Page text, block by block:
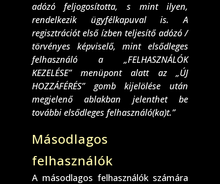
adózó feljogosította, s mint ilyen,
rendelkezik ügyfélkapuval is. A
regisztrációt első ízben teljesítő adózó /
törvényes képviselő, mint elsődleges
felhasználó a „FELHASZNÁLÓK
KEZELÉSE” menüpont alatt az „ÚJ
HOZZÁFÉRÉS” gomb kijelölése után
megjelenő ablakban jelenthet be
további elsődleges felhasználó(ka)t.”
Másodlagos
felhasználók
A másodlagos felhasználók számára